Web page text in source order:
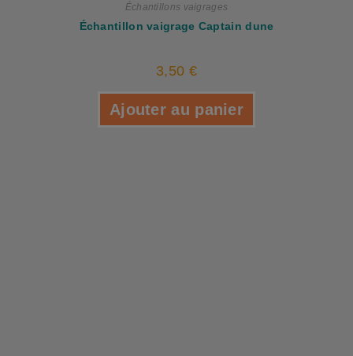
Échantillons vaigrages
Échantillon vaigrage Captain dune
3,50 €
Ajouter au panier